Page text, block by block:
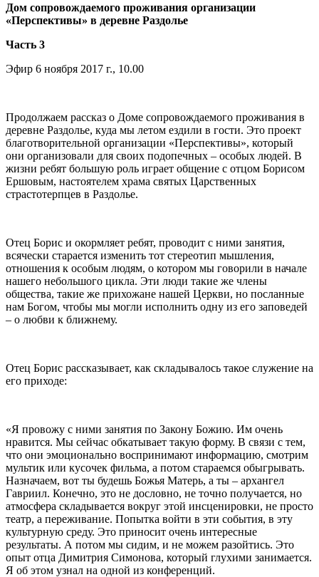
Дом сопровождаемого проживания организации
«Перспективы» в деревне Раздолье
Часть 3
Эфир 6 ноября 2017 г., 10.00
Продолжаем рассказ о Доме сопровождаемого проживания в
деревне Раздолье, куда мы летом ездили в гости. Это проект
благотворительной организации «Перспективы», который
они организовали для своих подопечных – особых людей. В
жизни ребят большую роль играет общение с отцом Борисом
Ершовым, настоятелем храма святых Царственных
страстотерпцев в Раздолье.
Отец Борис и окормляет ребят, проводит с ними занятия,
всячески старается изменить тот стереотип мышления,
отношения к особым людям, о котором мы говорили в начале
нашего небольшого цикла. Эти люди такие же члены
общества, такие же прихожане нашей Церкви, но посланные
нам Богом, чтобы мы могли исполнить одну из его заповедей
– о любви к ближнему.
Отец Борис рассказывает, как складывалось такое служение на
его приходе:
«Я провожу с ними занятия по Закону Божию. Им очень
нравится. Мы сейчас обкатывает такую форму. В связи с тем,
что они эмоционально воспринимают информацию, смотрим
мультик или кусочек фильма, а потом стараемся обыгрывать.
Назначаем, вот ты будешь Божья Матерь, а ты – архангел
Гавриил. Конечно, это не дословно, не точно получается, но
атмосфера складывается вокруг этой инсценировки, не просто
театр, а переживание. Попытка войти в эти события, в эту
культурную среду. Это приносит очень интересные
результаты. А потом мы сидим, и не можем разойтись. Это
опыт отца Димитрия Симонова, который глухими занимается.
Я об этом узнал на одной из конференций.